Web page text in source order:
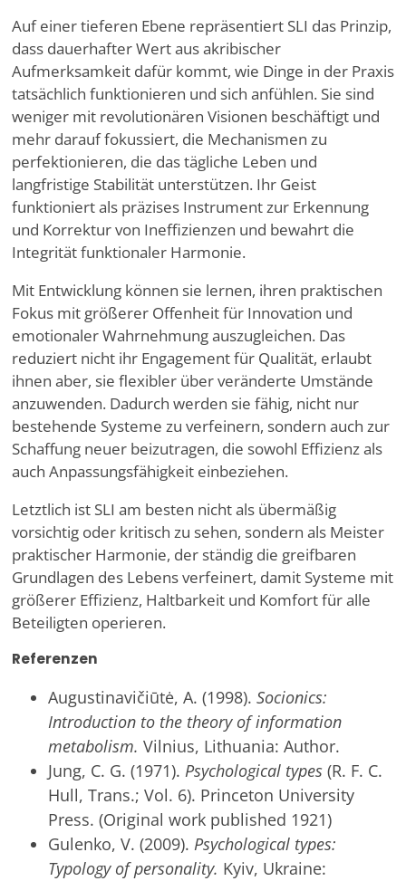
Auf einer tieferen Ebene repräsentiert SLI das Prinzip,
dass dauerhafter Wert aus akribischer
Aufmerksamkeit dafür kommt, wie Dinge in der Praxis
tatsächlich funktionieren und sich anfühlen. Sie sind
weniger mit revolutionären Visionen beschäftigt und
mehr darauf fokussiert, die Mechanismen zu
perfektionieren, die das tägliche Leben und
langfristige Stabilität unterstützen. Ihr Geist
funktioniert als präzises Instrument zur Erkennung
und Korrektur von Ineffizienzen und bewahrt die
Integrität funktionaler Harmonie.
Mit Entwicklung können sie lernen, ihren praktischen
Fokus mit größerer Offenheit für Innovation und
emotionaler Wahrnehmung auszugleichen. Das
reduziert nicht ihr Engagement für Qualität, erlaubt
ihnen aber, sie flexibler über veränderte Umstände
anzuwenden. Dadurch werden sie fähig, nicht nur
bestehende Systeme zu verfeinern, sondern auch zur
Schaffung neuer beizutragen, die sowohl Effizienz als
auch Anpassungsfähigkeit einbeziehen.
Letztlich ist SLI am besten nicht als übermäßig
vorsichtig oder kritisch zu sehen, sondern als Meister
praktischer Harmonie, der ständig die greifbaren
Grundlagen des Lebens verfeinert, damit Systeme mit
größerer Effizienz, Haltbarkeit und Komfort für alle
Beteiligten operieren.
Referenzen
Augustinavičiūtė, A. (1998). Socionics:
Introduction to the theory of information
metabolism. Vilnius, Lithuania: Author.
Jung, C. G. (1971). Psychological types (R. F. C.
Hull, Trans.; Vol. 6). Princeton University
Press. (Original work published 1921)
Gulenko, V. (2009). Psychological types:
Typology of personality. Kyiv, Ukraine: